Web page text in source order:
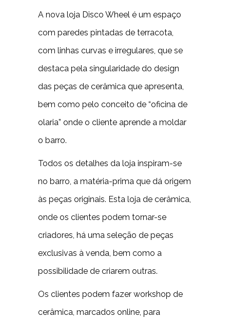
A nova loja Disco Wheel é um espaço
com paredes pintadas de terracota,
com linhas curvas e irregulares, que se
destaca pela singularidade do design
das peças de cerâmica que apresenta,
bem como pelo conceito de “oficina de
olaria” onde o cliente aprende a moldar
o barro.
Todos os detalhes da loja inspiram-se
no barro, a matéria-prima que dá origem
às peças originais. Esta loja de cerâmica,
onde os clientes podem tornar-se
criadores, há uma seleção de peças
exclusivas à venda, bem como a
possibilidade de criarem outras.
Os clientes podem fazer workshop de
cerâmica, marcados online, para